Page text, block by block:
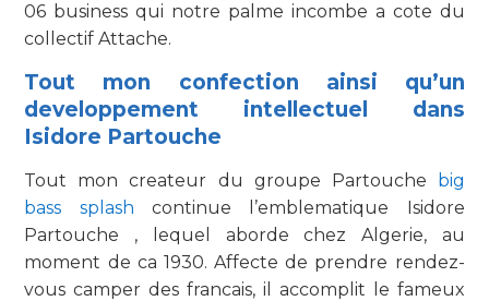
06 business qui notre palme incombe a cote du
collectif Attache.
Tout mon confection ainsi qu’un
developpement intellectuel dans
Isidore Partouche
Tout mon createur du groupe Partouche big
bass splash continue l’emblematique Isidore
Partouche , lequel aborde chez Algerie, au
moment de ca 1930. Affecte de prendre rendez-
vous camper des francais, il accomplit le fameux